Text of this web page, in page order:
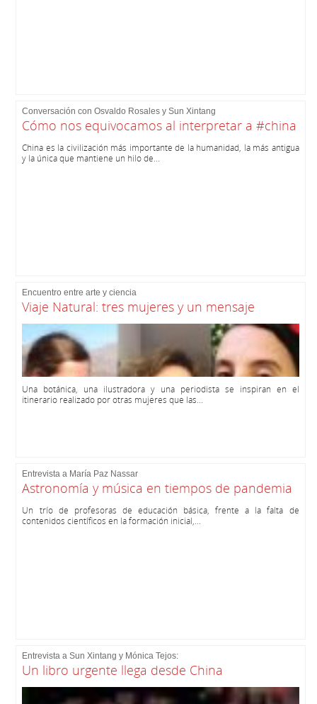
Conversación con Osvaldo Rosales y Sun Xintang
Cómo nos equivocamos al interpretar a #china
China es la civilización más importante de la humanidad, la más antigua
y la única que mantiene un hilo de...
Encuentro entre arte y ciencia
Viaje Natural: tres mujeres y un mensaje
Una botánica, una ilustradora y una periodista se inspiran en el
itinerario realizado por otras mujeres que las...
Entrevista a María Paz Nassar
Astronomía y música en tiempos de pandemia
Un trío de profesoras de educación básica, frente a la falta de
contenidos científicos en la formación inicial,...
Entrevista a Sun Xintang y Mónica Tejos:
Un libro urgente llega desde China